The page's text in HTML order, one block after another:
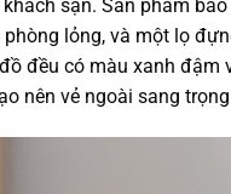
sạn. Sản phẩm
lỏng, và một lọ
đều có màu xanh đậm
nên vẻ ngoài sang